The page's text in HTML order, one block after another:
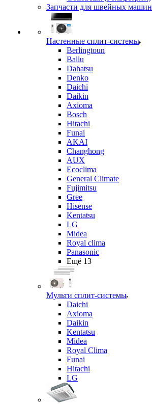
Запчасти для швейных машин
Настенные сплит-системы
Berlingtoun
Ballu
Dahatsu
Denko
Daichi
Daikin
Axioma
Bosch
Hitachi
Funai
AKAI
Changhong
AUX
Ecoclima
General Climate
Fujimitsu
Gree
Hisense
Kentatsu
LG
Midea
Royal clima
Panasonic
Ещё 13
Мульти сплит-системы
Daichi
Axioma
Daikin
Kentatsu
Midea
Royal Clima
Funai
Hitachi
LG